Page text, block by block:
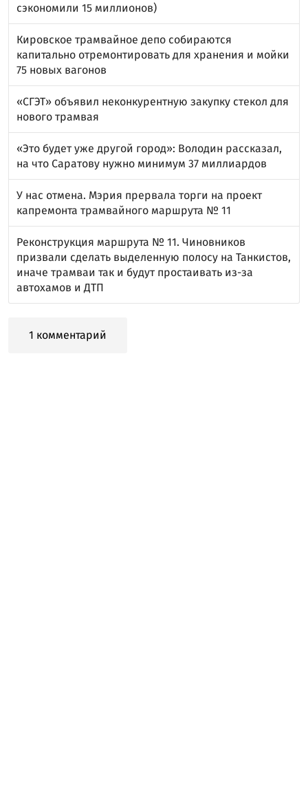
сэкономили 15 миллионов)
Кировское трамвайное депо собираются
капитально отремонтировать для хранения и мойки
75 новых вагонов
«СГЭТ» объявил неконкурентную закупку стекол для
нового трамвая
«Это будет уже другой город»: Володин рассказал,
на что Саратову нужно минимум 37 миллиардов
У нас отмена. Мэрия прервала торги на проект
капремонта трамвайного маршрута № 11
Реконструкция маршрута № 11. Чиновников
призвали сделать выделенную полосу на Танкистов,
иначе трамваи так и будут простаивать из-за
автохамов и ДТП
1 комментарий